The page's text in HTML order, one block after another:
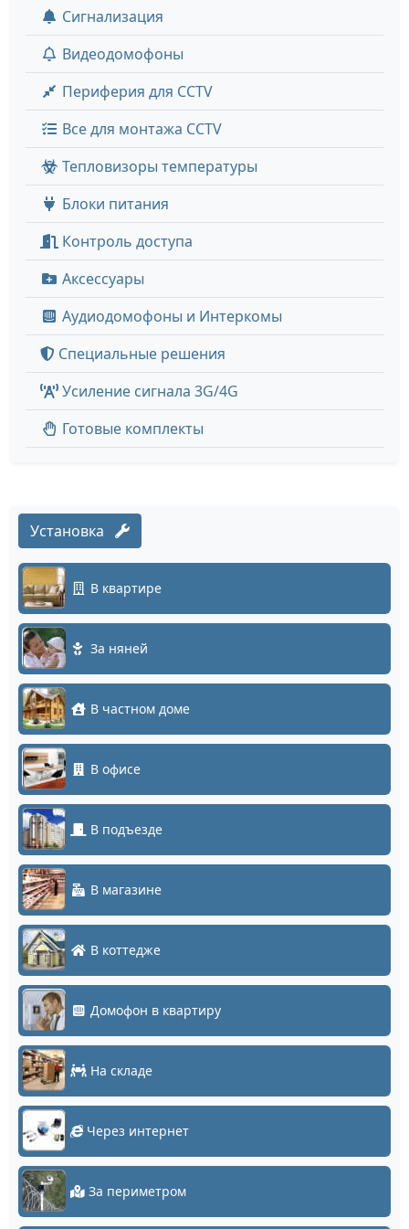
Сигнализация
Видеодомофоны
Периферия для CCTV
Все для монтажа CCTV
Тепловизоры температуры
Блоки питания
Контроль доступа
Аксессуары
Аудиодомофоны и Интеркомы
Специальные решения
Усиление сигнала 3G/4G
Готовые комплекты
Установка
В квартире
За няней
В частном доме
В офисе
В подъезде
В магазине
В коттедже
Домофон в квартиру
На складе
Через интернет
За периметром